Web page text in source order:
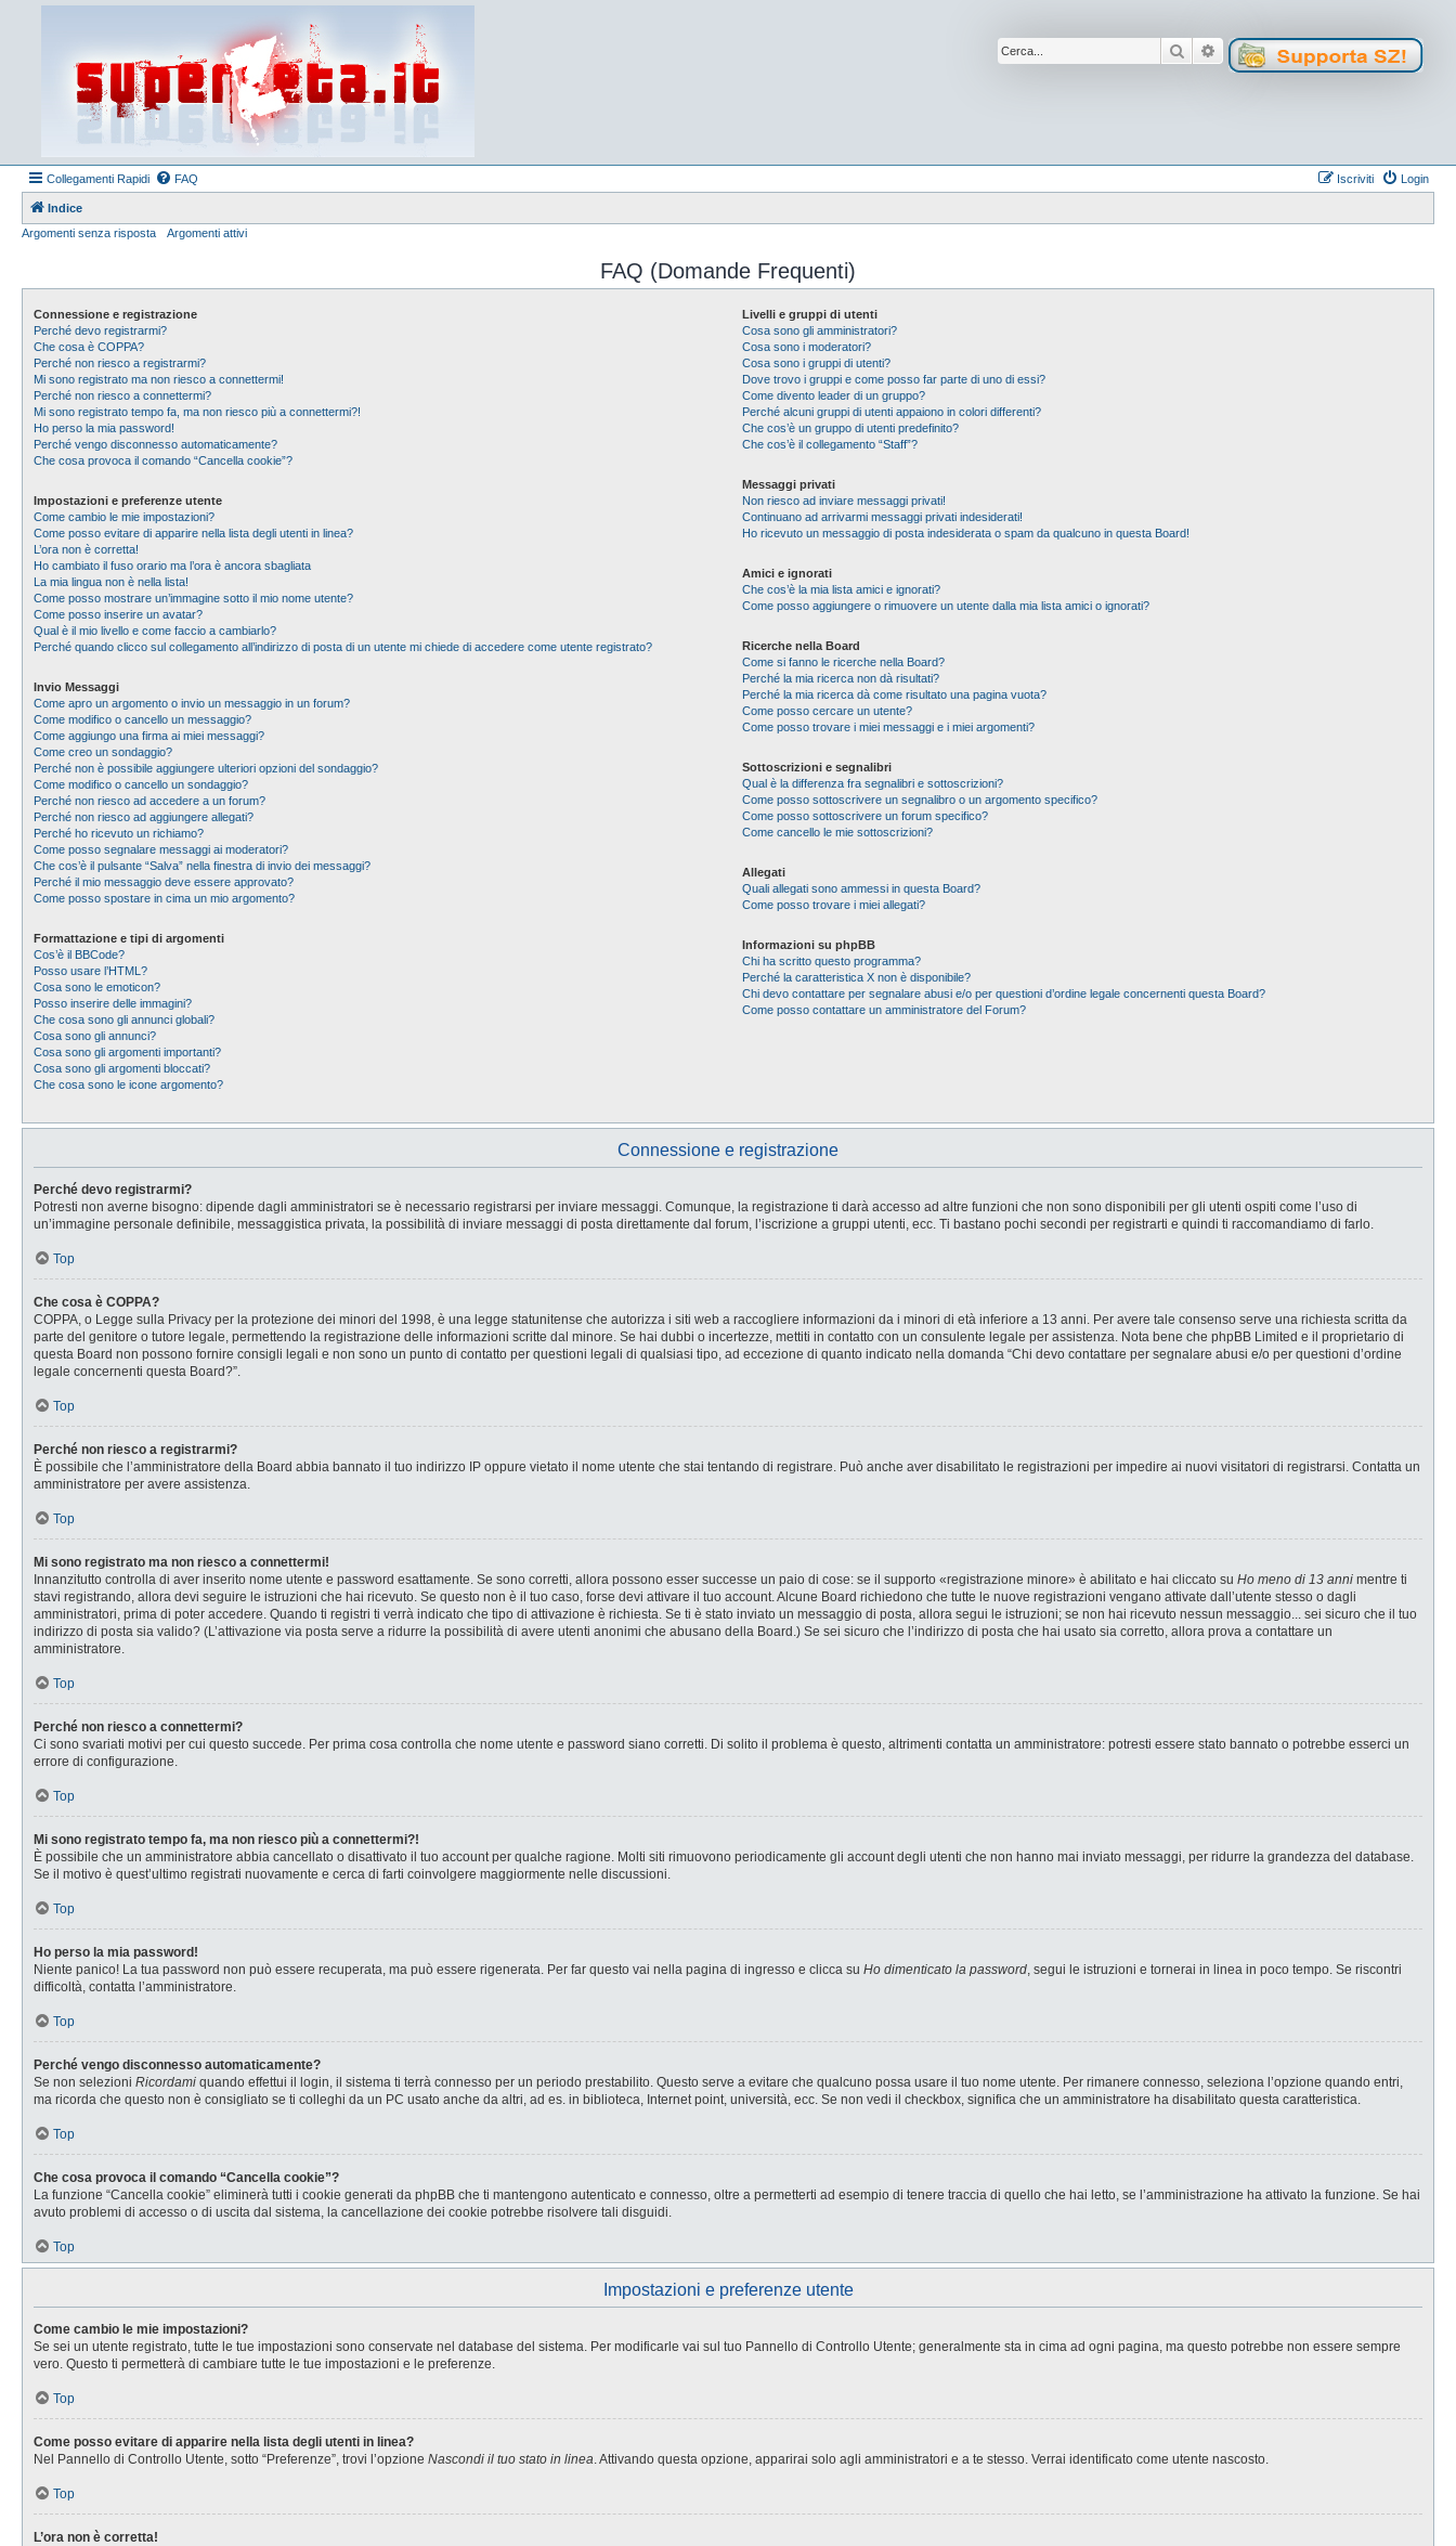
Cerca Ricerca avanzata
Collegamenti Rapidi FAQ Login
Iscriviti
Indice
Argomenti senza risposta
Argomenti attivi
FAQ (Domande Frequenti)
Connessione e registrazione
Perché devo registrarmi?
Che cosa è COPPA?
Perché non riesco a registrarmi?
Mi sono registrato ma non riesco a connettermi!
Perché non riesco a connettermi?
Mi sono registrato tempo fa, ma non riesco più a connettermi?!
Ho perso la mia password!
Perché vengo disconnesso automaticamente?
Che cosa provoca il comando “Cancella cookie”?
Impostazioni e preferenze utente
Come cambio le mie impostazioni?
Come posso evitare di apparire nella lista degli utenti in linea?
L’ora non è corretta!
Ho cambiato il fuso orario ma l’ora è ancora sbagliata
La mia lingua non è nella lista!
Come posso mostrare un’immagine sotto il mio nome utente?
Come posso inserire un avatar?
Qual è il mio livello e come faccio a cambiarlo?
Perché quando clicco sul collegamento all’indirizzo di posta di un utente mi chiede di accedere come utente registrato?
Invio Messaggi
Come apro un argomento o invio un messaggio in un forum?
Come modifico o cancello un messaggio?
Come aggiungo una firma ai miei messaggi?
Come creo un sondaggio?
Perché non è possibile aggiungere ulteriori opzioni del sondaggio?
Come modifico o cancello un sondaggio?
Perché non riesco ad accedere a un forum?
Perché non riesco ad aggiungere allegati?
Perché ho ricevuto un richiamo?
Come posso segnalare messaggi ai moderatori?
Che cos’è il pulsante “Salva” nella finestra di invio dei messaggi?
Perché il mio messaggio deve essere approvato?
Come posso spostare in cima un mio argomento?
Formattazione e tipi di argomenti
Cos’è il BBCode?
Posso usare l’HTML?
Cosa sono le emoticon?
Posso inserire delle immagini?
Che cosa sono gli annunci globali?
Cosa sono gli annunci?
Cosa sono gli argomenti importanti?
Cosa sono gli argomenti bloccati?
Che cosa sono le icone argomento?
Livelli e gruppi di utenti
Cosa sono gli amministratori?
Cosa sono i moderatori?
Cosa sono i gruppi di utenti?
Dove trovo i gruppi e come posso far parte di uno di essi?
Come divento leader di un gruppo?
Perché alcuni gruppi di utenti appaiono in colori differenti?
Che cos’è un gruppo di utenti predefinito?
Che cos’è il collegamento “Staff”?
Messaggi privati
Non riesco ad inviare messaggi privati!
Continuano ad arrivarmi messaggi privati indesiderati!
Ho ricevuto un messaggio di posta indesiderata o spam da qualcuno in questa Board!
Amici e ignorati
Che cos’è la mia lista amici e ignorati?
Come posso aggiungere o rimuovere un utente dalla mia lista amici o ignorati?
Ricerche nella Board
Come si fanno le ricerche nella Board?
Perché la mia ricerca non dà risultati?
Perché la mia ricerca dà come risultato una pagina vuota?
Come posso cercare un utente?
Come posso trovare i miei messaggi e i miei argomenti?
Sottoscrizioni e segnalibri
Qual è la differenza fra segnalibri e sottoscrizioni?
Come posso sottoscrivere un segnalibro o un argomento specifico?
Come posso sottoscrivere un forum specifico?
Come cancello le mie sottoscrizioni?
Allegati
Quali allegati sono ammessi in questa Board?
Come posso trovare i miei allegati?
Informazioni su phpBB
Chi ha scritto questo programma?
Perché la caratteristica X non è disponibile?
Chi devo contattare per segnalare abusi e/o per questioni d’ordine legale concernenti questa Board?
Come posso contattare un amministratore del Forum?
Connessione e registrazione
Perché devo registrarmi?
Potresti non averne bisogno: dipende dagli amministratori se è necessario registrarsi per inviare messaggi. Comunque, la registrazione ti darà accesso ad altre funzioni che non sono disponibili per gli utenti ospiti come l’uso di
un’immagine personale definibile, messaggistica privata, la possibilità di inviare messaggi di posta direttamente dal forum, l’iscrizione a gruppi utenti, ecc. Ti bastano pochi secondi per registrarti e quindi ti raccomandiamo di farlo.
Top
Che cosa è COPPA?
COPPA, o Legge sulla Privacy per la protezione dei minori del 1998, è una legge statunitense che autorizza i siti web a raccogliere informazioni da i minori di età inferiore a 13 anni. Per avere tale consenso serve una richiesta scritta da
parte del genitore o tutore legale, permettendo la registrazione delle informazioni scritte dal minore. Se hai dubbi o incertezze, mettiti in contatto con un consulente legale per assistenza. Nota bene che phpBB Limited e il proprietario di
questa Board non possono fornire consigli legali e non sono un punto di contatto per questioni legali di qualsiasi tipo, ad eccezione di quanto indicato nella domanda “Chi devo contattare per segnalare abusi e/o per questioni d’ordine
legale concernenti questa Board?”.
Top
Perché non riesco a registrarmi?
È possibile che l’amministratore della Board abbia bannato il tuo indirizzo IP oppure vietato il nome utente che stai tentando di registrare. Può anche aver disabilitato le registrazioni per impedire ai nuovi visitatori di registrarsi. Contatta un
amministratore per avere assistenza.
Top
Mi sono registrato ma non riesco a connettermi!
Innanzitutto controlla di aver inserito nome utente e password esattamente. Se sono corretti, allora possono esser successe un paio di cose: se il supporto «registrazione minore» è abilitato e hai cliccato su Ho meno di 13 anni mentre ti
stavi registrando, allora devi seguire le istruzioni che hai ricevuto. Se questo non è il tuo caso, forse devi attivare il tuo account. Alcune Board richiedono che tutte le nuove registrazioni vengano attivate dall’utente stesso o dagli
amministratori, prima di poter accedere. Quando ti registri ti verrà indicato che tipo di attivazione è richiesta. Se ti è stato inviato un messaggio di posta, allora segui le istruzioni; se non hai ricevuto nessun messaggio... sei sicuro che il tuo
indirizzo di posta sia valido? (L’attivazione via posta serve a ridurre la possibilità di avere utenti anonimi che abusano della Board.) Se sei sicuro che l’indirizzo di posta che hai usato sia corretto, allora prova a contattare un
amministratore.
Top
Perché non riesco a connettermi?
Ci sono svariati motivi per cui questo succede. Per prima cosa controlla che nome utente e password siano corretti. Di solito il problema è questo, altrimenti contatta un amministratore: potresti essere stato bannato o potrebbe esserci un
errore di configurazione.
Top
Mi sono registrato tempo fa, ma non riesco più a connettermi?!
È possibile che un amministratore abbia cancellato o disattivato il tuo account per qualche ragione. Molti siti rimuovono periodicamente gli account degli utenti che non hanno mai inviato messaggi, per ridurre la grandezza del database.
Se il motivo è quest’ultimo registrati nuovamente e cerca di farti coinvolgere maggiormente nelle discussioni.
Top
Ho perso la mia password!
Niente panico! La tua password non può essere recuperata, ma può essere rigenerata. Per far questo vai nella pagina di ingresso e clicca su Ho dimenticato la password, segui le istruzioni e tornerai in linea in poco tempo. Se riscontri
difficoltà, contatta l’amministratore.
Top
Perché vengo disconnesso automaticamente?
Se non selezioni Ricordami quando effettui il login, il sistema ti terrà connesso per un periodo prestabilito. Questo serve a evitare che qualcuno possa usare il tuo nome utente. Per rimanere connesso, seleziona l’opzione quando entri,
ma ricorda che questo non è consigliato se ti colleghi da un PC usato anche da altri, ad es. in biblioteca, Internet point, università, ecc. Se non vedi il checkbox, significa che un amministratore ha disabilitato questa caratteristica.
Top
Che cosa provoca il comando “Cancella cookie”?
La funzione “Cancella cookie” eliminerà tutti i cookie generati da phpBB che ti mantengono autenticato e connesso, oltre a permetterti ad esempio di tenere traccia di quello che hai letto, se l’amministrazione ha attivato la funzione. Se hai
avuto problemi di accesso o di uscita dal sistema, la cancellazione dei cookie potrebbe risolvere tali disguidi.
Top
Impostazioni e preferenze utente
Come cambio le mie impostazioni?
Se sei un utente registrato, tutte le tue impostazioni sono conservate nel database del sistema. Per modificarle vai sul tuo Pannello di Controllo Utente; generalmente sta in cima ad ogni pagina, ma questo potrebbe non essere sempre
vero. Questo ti permetterà di cambiare tutte le tue impostazioni e le preferenze.
Top
Come posso evitare di apparire nella lista degli utenti in linea?
Nel Pannello di Controllo Utente, sotto “Preferenze”, trovi l’opzione Nascondi il tuo stato in linea. Attivando questa opzione, apparirai solo agli amministratori e a te stesso. Verrai identificato come utente nascosto.
Top
L’ora non è corretta!